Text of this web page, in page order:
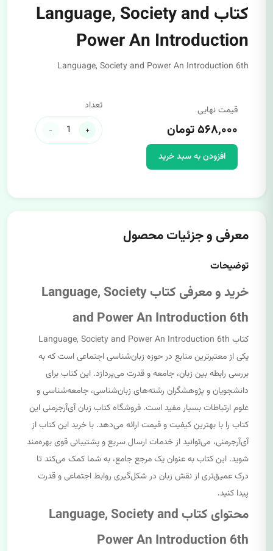
کتاب Language, Society and
Power An Introduction
Language, Society and Power An Introduction 6th
قیمت نهایی
۵۶۸,۰۰۰ تومان
تعداد
+
-
افزودن به سبد خرید
معرفی و جزئیات محصول
توضیحات
خرید و معرفی کتاب Language, Society
and Power An Introduction 6th
کتاب Language, Society and Power An Introduction 6th
یکی از معتبرترین منابع در حوزه زبان‌شناسی اجتماعی است که به
بررسی رابطه بین زبان، جامعه و قدرت می‌پردازد. این کتاب برای
دانشجویان و پژوهشگران رشته‌های زبان‌شناسی، جامعه‌شناسی و
علوم ارتباطات بسیار مفید است. فروشگاه کتاب زبان آی‌آرجرمنی این
کتاب را با بهترین کیفیت و قیمت ارائه می‌دهد. با خرید این کتاب از
آی‌آرجرمنی، می‌توانید از خدمات ارسال سریع و پشتیبانی قوی بهره‌مند
شوید. این کتاب به عنوان یک مرجع جامع، به شما کمک می‌کند تا
درک عمیق‌تری از نقش زبان در شکل‌گیری روابط اجتماعی و قدرت
پیدا کنید.
محتوای کتاب Language, Society and
Power An Introduction 6th